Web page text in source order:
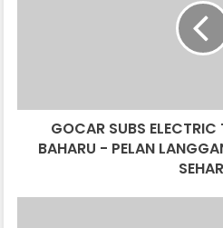
PELAN
LANGGANAN
BERMULA
GOCAR SUBS
BAHARU - PELAN